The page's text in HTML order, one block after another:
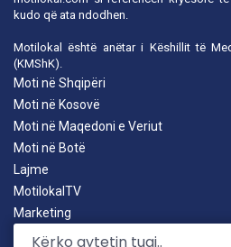
kudo që ata ndodhen.
Motilokal është anëtar i Këshillit të
(KMShK).
Moti në Shqipëri
Moti në Kosovë
Moti në Maqedoni e Veriut
Moti në Botë
Lajme
MotilokalTV
Marketing